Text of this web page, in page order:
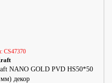
CS47370
NANO GOLD PVD HS50*50
декор